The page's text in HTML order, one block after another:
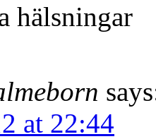
hälsningar
at 22:44